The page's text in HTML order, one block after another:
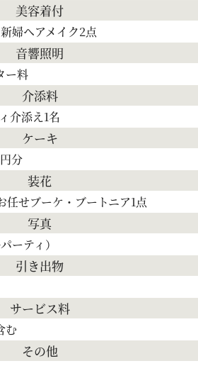
美容着付
婦ヘアメイク2点
音響照明
ー料
介添料
介添え1名
ケーキ
分
装花
せブーケ・ブートニア1点
写真
ーティ）
引き出物
サービス料
む
その他